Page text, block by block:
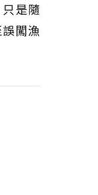
是隨
闖漁